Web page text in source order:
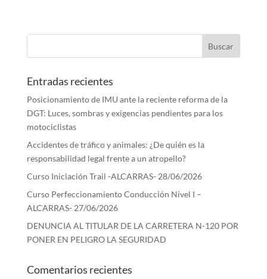
Entradas recientes
Posicionamiento de IMU ante la reciente reforma de la
DGT: Luces, sombras y exigencias pendientes para los
motociclistas
Accidentes de tráfico y animales: ¿De quién es la
responsabilidad legal frente a un atropello?
Curso Iniciación Trail -ALCARRAS- 28/06/2026
Curso Perfeccionamiento Conducción Nivel I –
ALCARRAS- 27/06/2026
DENUNCIA AL TITULAR DE LA CARRETERA N-120 POR
PONER EN PELIGRO LA SEGURIDAD
Comentarios recientes